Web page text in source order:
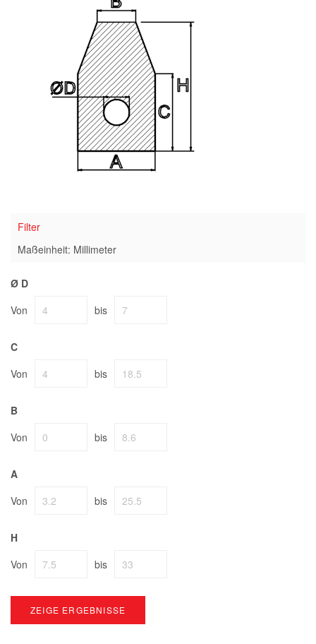
Filter
Maßeinheit: Millimeter
Ø D
Von
bis
C
Von
bis
B
Von
bis
A
Von
bis
H
Von
bis
ZEIGE ERGEBNISSE